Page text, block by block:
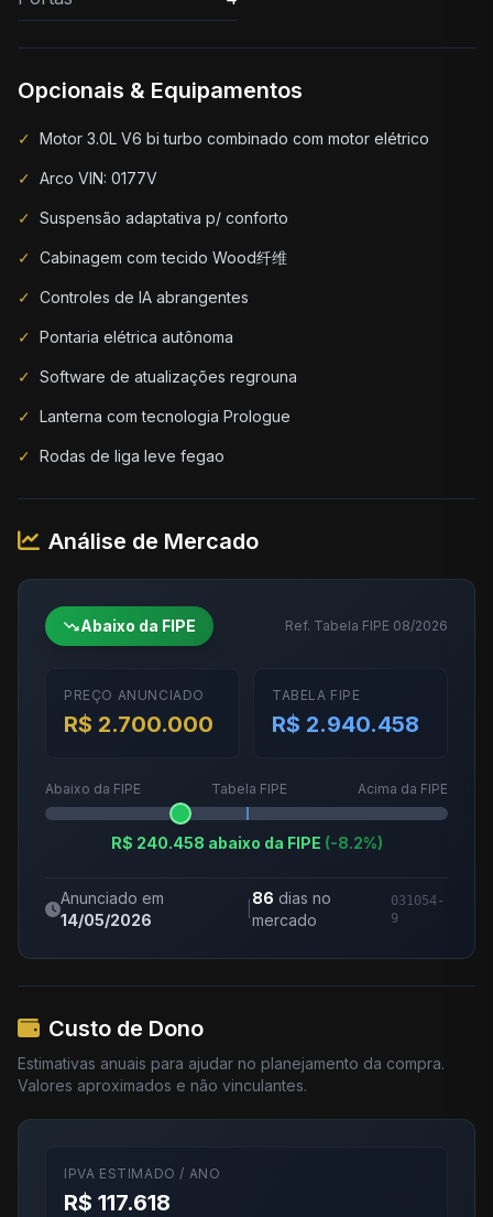
Opcionais & Equipamentos
✓ Motor 3.0L V6 bi turbo combinado com motor elétrico
✓ Arco VIN: 0177V
✓ Suspensão adaptativa p/ conforto
✓ Cabinagem com tecido Wood纤维
✓ Controles de IA abrangentes
✓ Pontaria elétrica autônoma
✓ Software de atualizações regrouna
✓ Lanterna com tecnologia Prologue
✓ Rodas de liga leve fegao
Análise de Mercado
trending_downAbaixo da FIPE Ref. Tabela FIPE 08/2026
PREÇO ANUNCIADO
R$ 2.700.000
TABELA FIPE
R$ 2.940.458
Abaixo da FIPE Tabela FIPE Acima da FIPE
R$ 240.458 abaixo da FIPE (-8.2%)
Anunciado em
14/05/2026
86 dias no
mercado
031054-
9
Custo de Dono
Estimativas anuais para ajudar no planejamento da compra.
Valores aproximados e não vinculantes.
IPVA ESTIMADO / ANO
R$ 117.618